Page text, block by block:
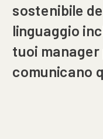
sostenibile
linguaggio
tuoi manager
comunicano